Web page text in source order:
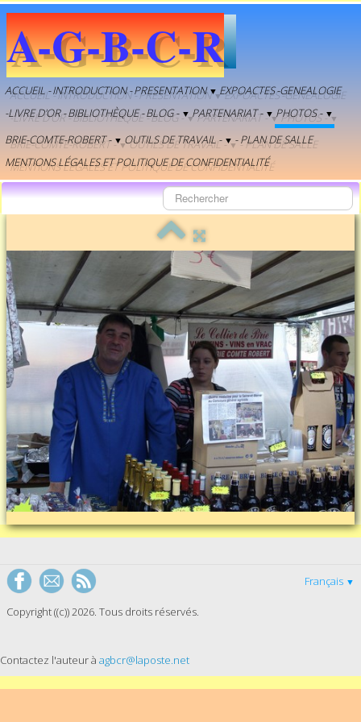
A-G-B-C-R
ACCUEIL -INTRODUCTION -PRESENTATION▼ EXPOACTES-GENEALOGIE
-LIVRE D'OR -BIBLIOTHÈQUE -BLOG - ▼ PARTENARIAT - ▼ PHOTOS - ▼
BRIE-COMTE-ROBERT - ▼ OUTILS DE TRAVAIL - ▼ - PLAN DE SALLE
MENTIONS LÉGALES ET POLITIQUE DE CONFIDENTIALITÉ
Français ▼
Copyright ((c)) 2026. Tous droits réservés.
Contactez l'auteur à agbcr@laposte.net